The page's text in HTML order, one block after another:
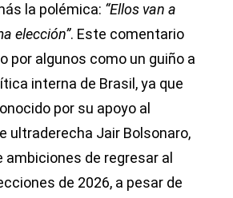
la polémica: “Ellos van a
elección”. Este comentario
por algunos como un guiño a
interna de Brasil, ya que
por su apoyo al
ultraderecha Jair Bolsonaro,
ambiciones de regresar al
de 2026, a pesar de